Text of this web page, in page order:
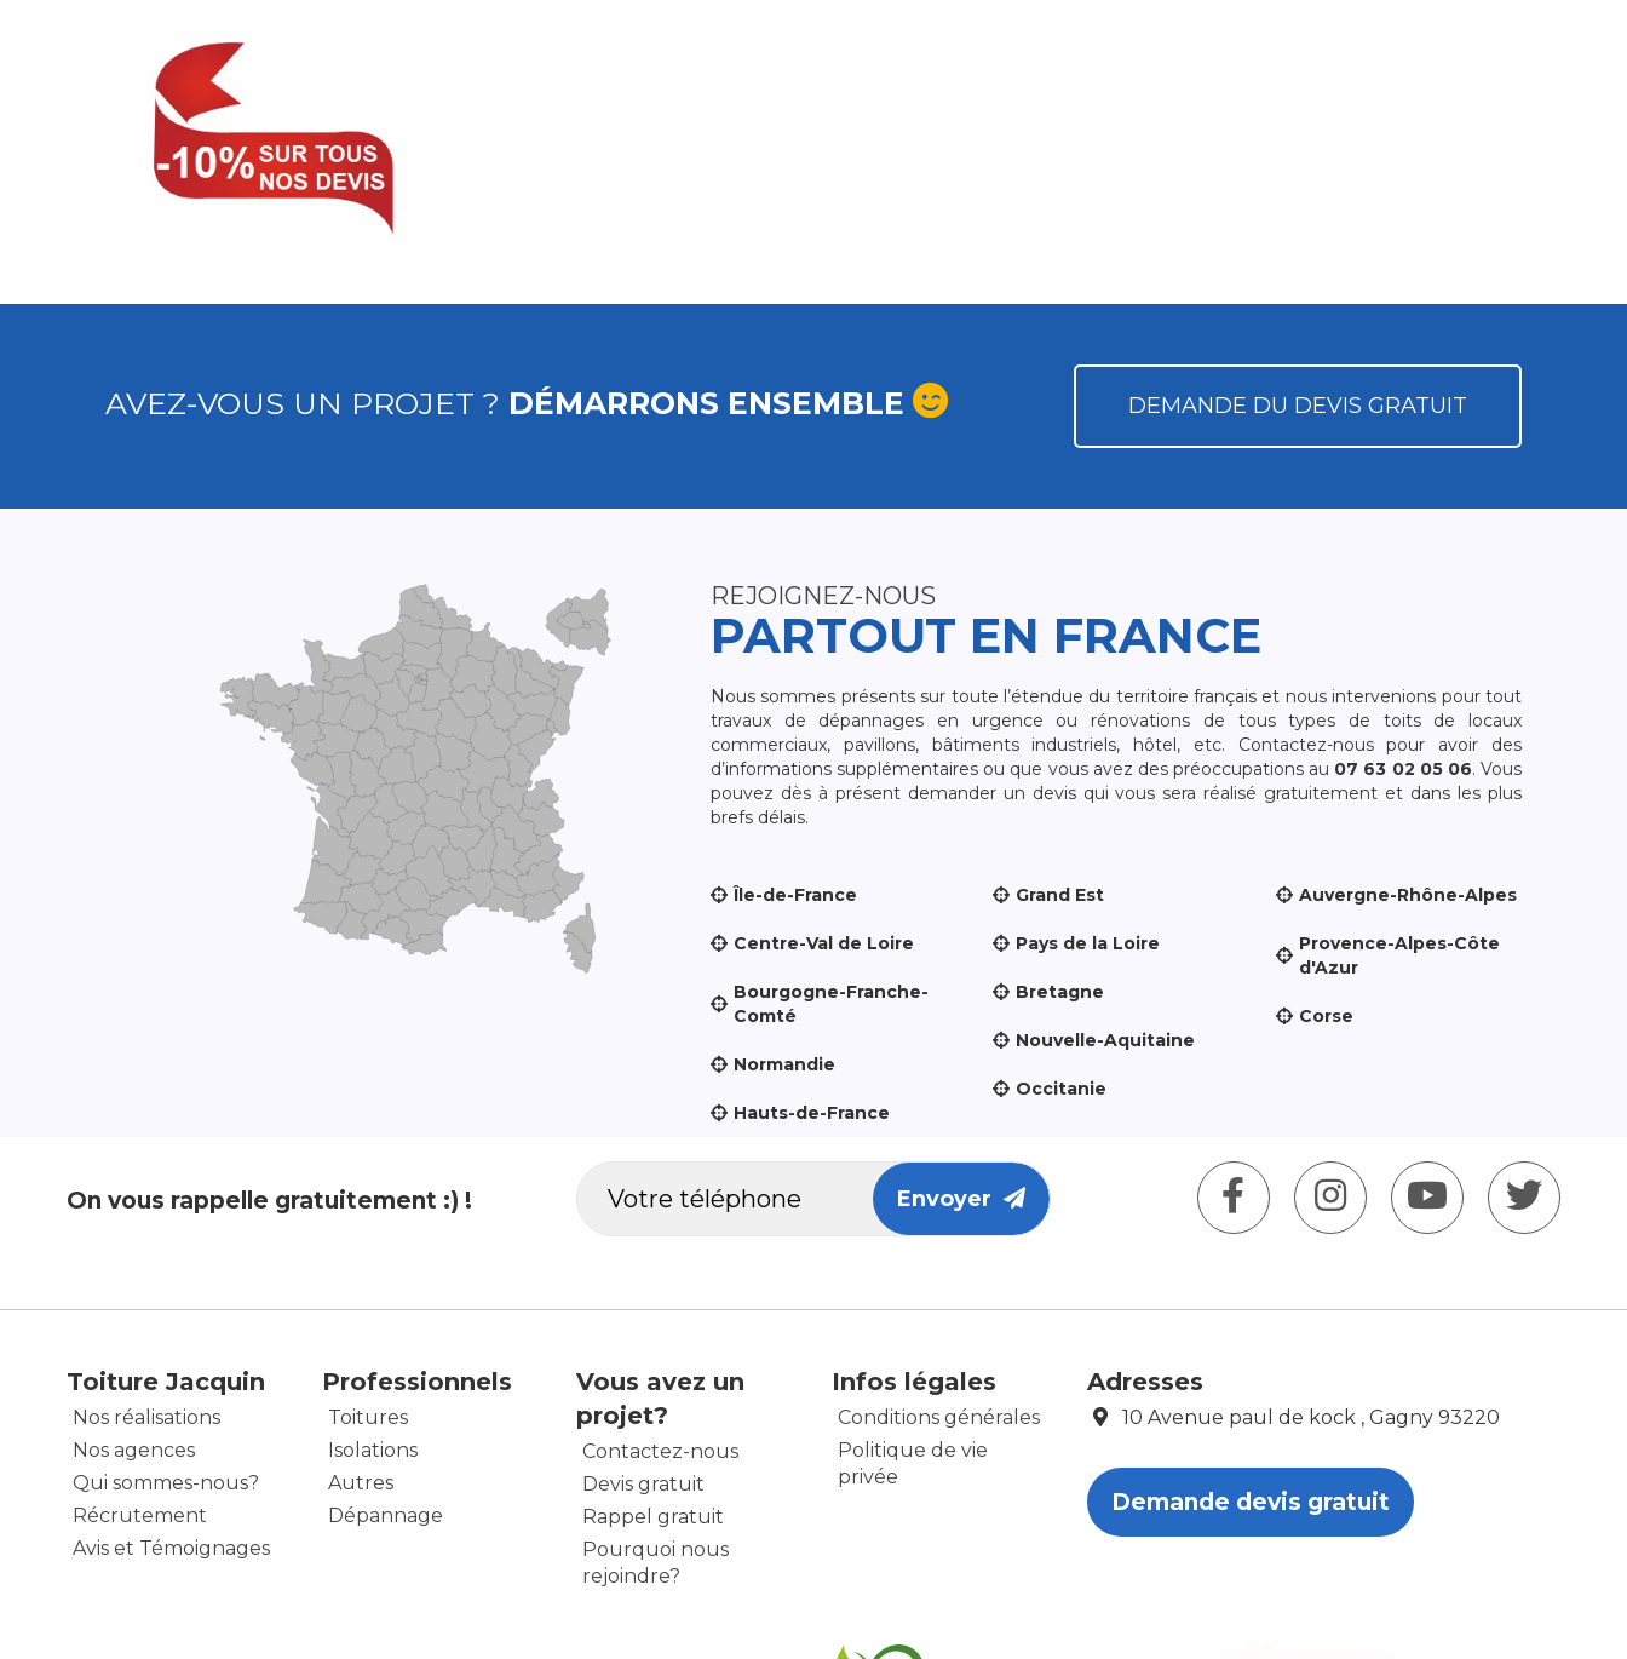
AVEZ-VOUS UN PROJET ? DÉMARRONS ENSEMBLE DEMANDE DU DEVIS GRATUIT
REJOIGNEZ-NOUS
PARTOUT EN FRANCE
Nous sommes présents sur toute l’étendue du territoire français et nous intervenions pour tout
travaux de dépannages en urgence ou rénovations de tous types de toits de locaux
commerciaux, pavillons, bâtiments industriels, hôtel, etc. Contactez-nous pour avoir des
d’informations supplémentaires ou que vous avez des préoccupations au 07 63 02 05 06. Vous
pouvez dès à présent demander un devis qui vous sera réalisé gratuitement et dans les plus
brefs délais.
Île-de-France
Centre-Val de Loire
Bourgogne-Franche-
Comté
Normandie
Hauts-de-France
Grand Est
Pays de la Loire
Bretagne
Nouvelle-Aquitaine
Occitanie
Auvergne-Rhône-Alpes
Provence-Alpes-Côte
d'Azur
Corse
On vous rappelle gratuitement :) ! Envoyer
Toiture Jacquin
Nos réalisations
Nos agences
Qui sommes-nous?
Récrutement
Avis et Témoignages
Professionnels
Toitures
Isolations
Autres
Dépannage
Vous avez un
projet?
Contactez-nous
Devis gratuit
Rappel gratuit
Pourquoi nous
rejoindre?
Infos légales
Conditions générales
Politique de vie
privée
Adresses
10 Avenue paul de kock , Gagny 93220
Demande devis gratuit